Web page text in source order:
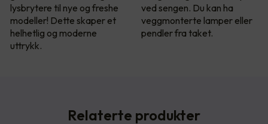
lysbrytere til nye og freshe
modeller! Dette skaper et
helhetlig og moderne
uttrykk.
ved sengen. Du kan ha
veggmonterte lamper eller
pendler fra taket.
Relaterte produkter